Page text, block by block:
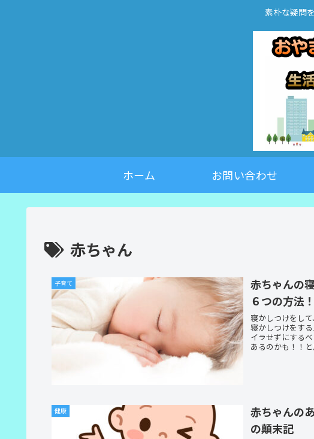
素朴な疑問
ホーム お問い合わせ
赤ちゃん
子育て
赤ちゃんの
６つの方法！
寝かしつけをし
寝かしつけをす
イラせずにする
あるのかも！！
健康
赤ちゃんの
の顛末記